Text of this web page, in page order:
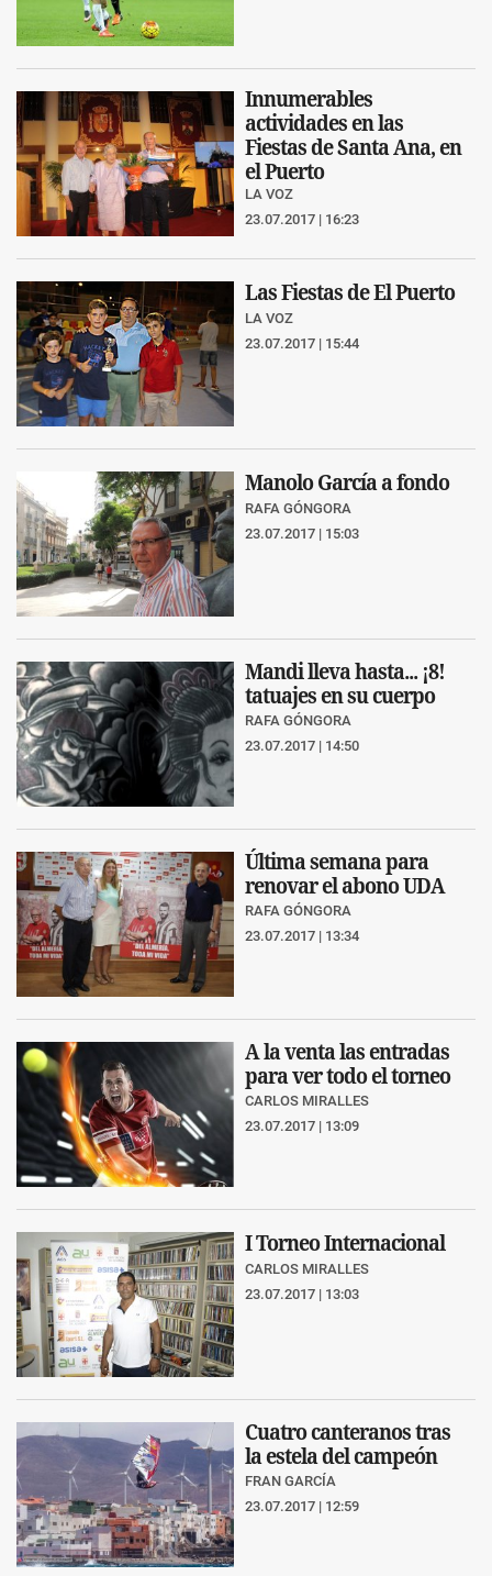
Innumerables
actividades en las
Fiestas de Santa Ana, en
el Puerto
LA VOZ
23.07.2017 | 16:23
Las Fiestas de El Puerto
LA VOZ
23.07.2017 | 15:44
Manolo García a fondo
RAFA GÓNGORA
23.07.2017 | 15:03
Mandi lleva hasta... ¡8!
tatuajes en su cuerpo
RAFA GÓNGORA
23.07.2017 | 14:50
Última semana para
renovar el abono UDA
RAFA GÓNGORA
23.07.2017 | 13:34
A la venta las entradas
para ver todo el torneo
CARLOS MIRALLES
23.07.2017 | 13:09
I Torneo Internacional
CARLOS MIRALLES
23.07.2017 | 13:03
Cuatro canteranos tras
la estela del campeón
FRAN GARCÍA
23.07.2017 | 12:59